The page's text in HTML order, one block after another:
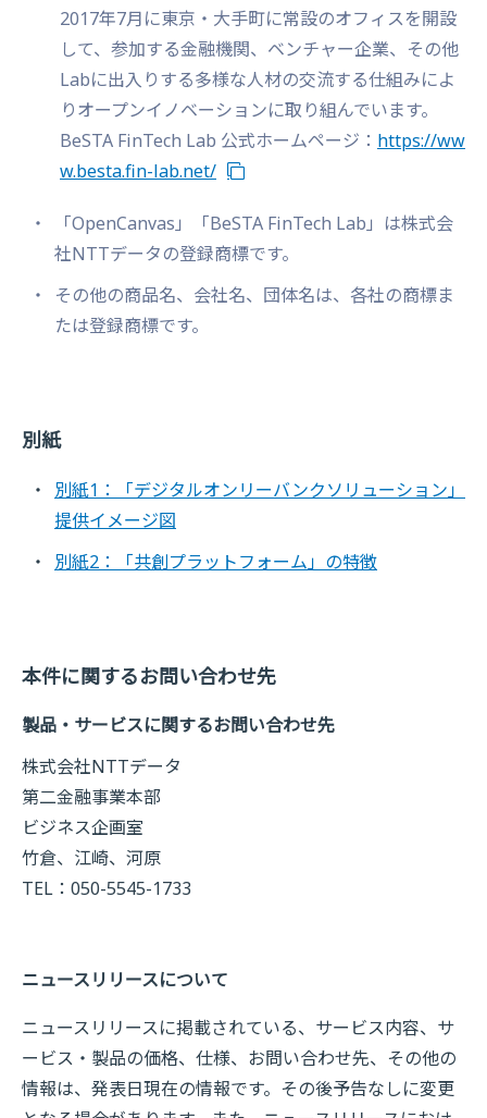
2017年7月に東京・大手町に常設のオフィスを開設
して、参加する金融機関、ベンチャー企業、その他
Labに出入りする多様な人材の交流する仕組みによ
りオープンイノベーションに取り組んでいます。
BeSTA FinTech Lab 公式ホームページ： https://ww
w.besta.fin-lab.net/
「OpenCanvas」「BeSTA FinTech Lab」は株式会
社NTTデータの登録商標です。
その他の商品名、会社名、団体名は、各社の商標ま
たは登録商標です。
別紙
別紙1：「デジタルオンリーバンクソリューション」
提供イメージ図
別紙2：「共創プラットフォーム」の特徴
本件に関するお問い合わせ先
製品・サービスに関するお問い合わせ先
株式会社NTTデータ
第二金融事業本部
ビジネス企画室
竹倉、江崎、河原
TEL：050-5545-1733
ニュースリリースについて
ニュースリリースに掲載されている、サービス内容、サ
ービス・製品の価格、仕様、お問い合わせ先、その他の
情報は、発表日現在の情報です。その後予告なしに変更